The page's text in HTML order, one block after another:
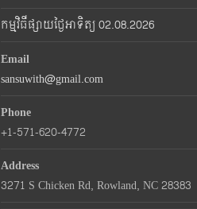
កម្មវិធីផ្សាយថ្ងៃអាទិត្យ 02.08.2026
Email
sansuwith@gmail.com
Phone
+1-571-620-4772
Address
3271 S Chicken Rd, Rowland, NC 28383